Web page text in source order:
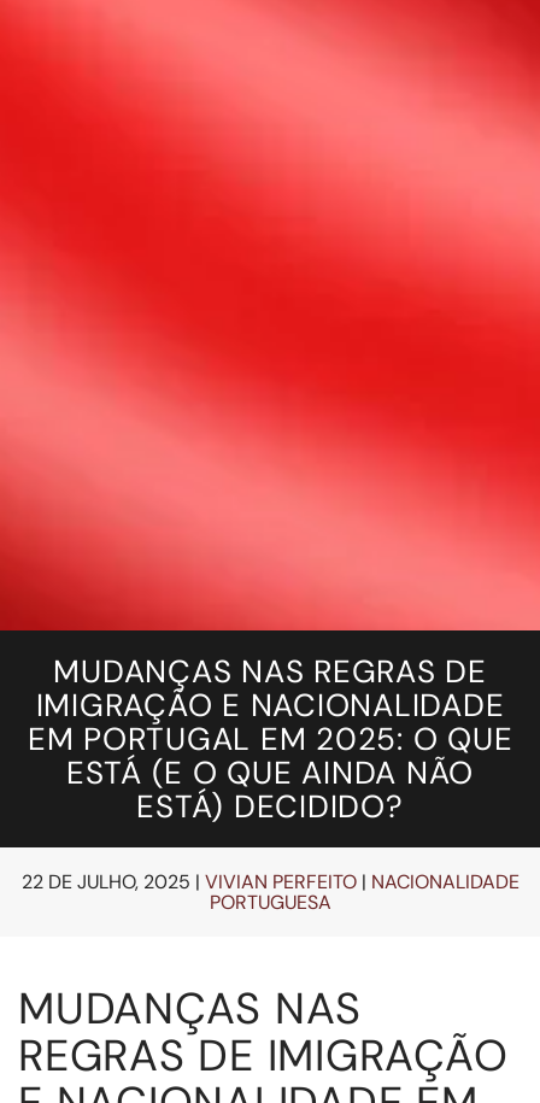
MUDANÇAS NAS REGRAS DE
IMIGRAÇÃO E NACIONALIDADE
EM PORTUGAL EM 2025: O QUE
ESTÁ (E O QUE AINDA NÃO
ESTÁ) DECIDIDO?
22 DE JULHO, 2025 | VIVIAN PERFEITO| NACIONALIDADE
PORTUGUESA
MUDANÇAS NAS
REGRAS DE IMIGRAÇÃO